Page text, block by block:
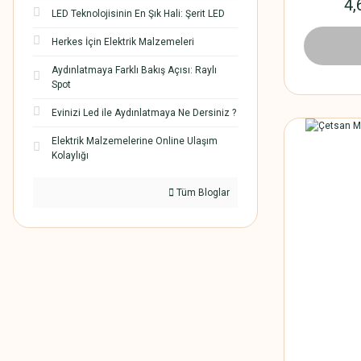
LED Teknolojisinin En Şık Hali: Şerit LED
Herkes İçin Elektrik Malzemeleri
Aydınlatmaya Farklı Bakış Açısı: Raylı
Spot
Evinizi Led ile Aydınlatmaya Ne Dersiniz ?
Elektrik Malzemelerine Online Ulaşım
Kolaylığı
Tüm Bloglar